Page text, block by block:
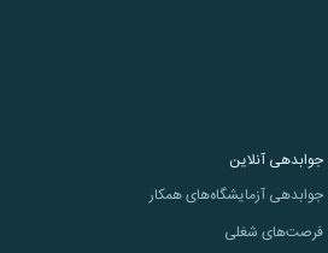
جوابدهی آنلاین
جوابدهی آزمایشگاه‌های همکار
فرصت‌های شغلی